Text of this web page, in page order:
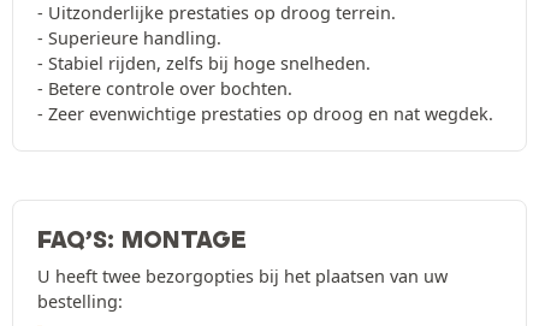
- Uitzonderlijke prestaties op droog terrein.
- Superieure handling.
- Stabiel rijden, zelfs bij hoge snelheden.
- Betere controle over bochten.
- Zeer evenwichtige prestaties op droog en nat wegdek.
FAQ’S: MONTAGE
U heeft twee bezorgopties bij het plaatsen van uw
bestelling: